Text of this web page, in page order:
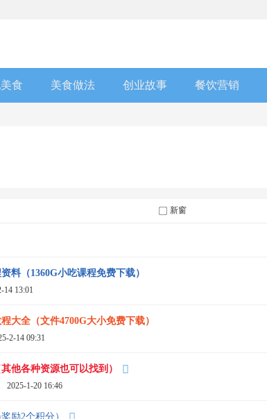
食 美食做法 创业故事 餐饮营销
新窗
料（1360G小吃课程免费下载）
14 13:01
大全（文件4700G大小免费下载）
2-14 09:31
他各种资源也可以找到）
2025-1-20 16:46
励2个积分）